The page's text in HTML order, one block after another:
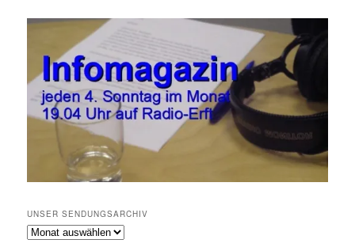
UNSER SENDUNGSARCHIV
Unser